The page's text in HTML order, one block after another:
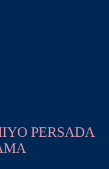
PERSADA